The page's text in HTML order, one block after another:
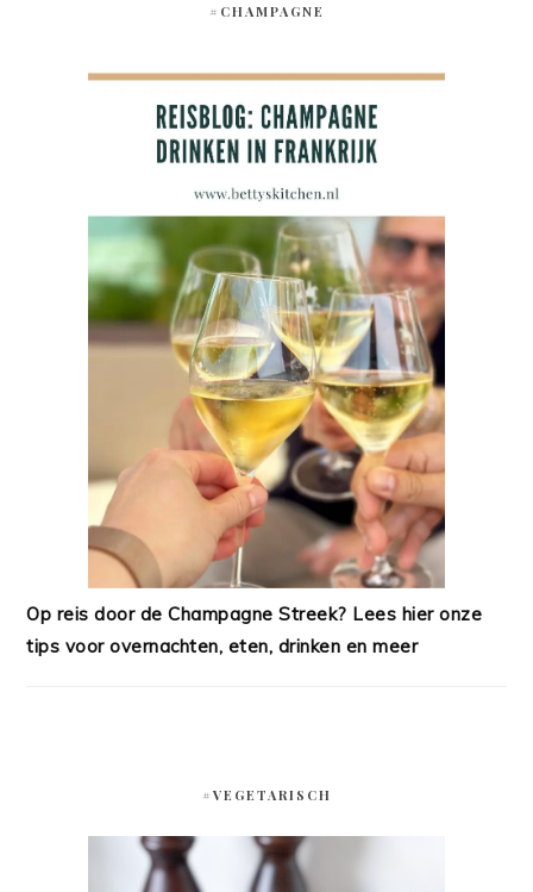
#CHAMPAGNE
Op reis door de Champagne Streek? Lees hier onze
tips voor overnachten, eten, drinken en meer
#VEGETARISCH